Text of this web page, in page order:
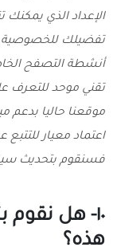
الإعداد الذي يمكنك
تفضيلك للخصوصية،
أنشطة التصفح
اعتماد معيار
فسنقوم بتحديث
١٠- هل
هذه؟